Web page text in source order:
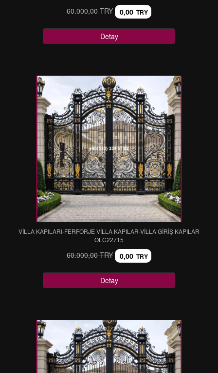
60.000,00 TRY 0,00 TRY
Detay
VİLLA KAPILARI-FERFORJE VİLLA KAPILAR-VİLLA GİRİŞ KAPILAR
OLC22715
60.000,00 TRY 0,00 TRY
Detay